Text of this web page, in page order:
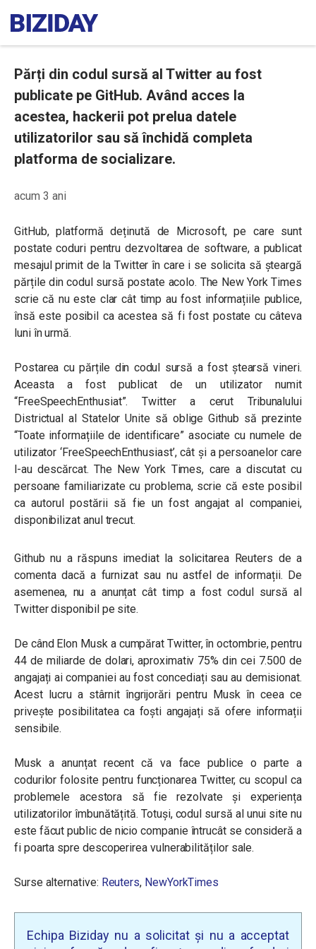
Părți din codul sursă al Twitter au fost
publicate pe GitHub. Având acces la
acestea, hackerii pot prelua datele
utilizatorilor sau să închidă completa
platforma de socializare.
acum 3 ani
GitHub, platformă deținută de Microsoft, pe care sunt
postate coduri pentru dezvoltarea de software, a publicat
mesajul primit de la Twitter în care i se solicita să șteargă
părțile din codul sursă postate acolo. The New York Times
scrie că nu este clar cât timp au fost informațiile publice,
însă este posibil ca acestea să fi fost postate cu câteva
luni în urmă.
Postarea cu părțile din codul sursă a fost ștearsă vineri.
Aceasta a fost publicat de un utilizator numit
“FreeSpeechEnthusiat”. Twitter a cerut Tribunalului
Districtual al Statelor Unite să oblige Github să prezinte
“Toate informațiile de identificare” asociate cu numele de
utilizator ‘FreeSpeechEnthusiast’, cât și a persoanelor care
l-au descărcat. The New York Times, care a discutat cu
persoane familiarizate cu problema, scrie că este posibil
ca autorul postării să fie un fost angajat al companiei,
disponibilizat anul trecut.
Github nu a răspuns imediat la solicitarea Reuters de a
comenta dacă a furnizat sau nu astfel de informații. De
asemenea, nu a anunțat cât timp a fost codul sursă al
Twitter disponibil pe site.
De când Elon Musk a cumpărat Twitter, în octombrie, pentru
44 de miliarde de dolari, aproximativ 75% din cei 7.500 de
angajați ai companiei au fost concediați sau au demisionat.
Acest lucru a stârnit îngrijorări pentru Musk în ceea ce
privește posibilitatea ca foști angajați să ofere informații
sensibile.
Musk a anunțat recent că va face publice o parte a
codurilor folosite pentru funcționarea Twitter, cu scopul ca
problemele acestora să fie rezolvate și experiența
utilizatorilor îmbunătățită. Totuși, codul sursă al unui site nu
este făcut public de nicio companie întrucât se consideră a
fi poarta spre descoperirea vulnerabilităților sale.
Surse alternative: Reuters, NewYorkTimes
Echipa Biziday nu a solicitat și nu a acceptat